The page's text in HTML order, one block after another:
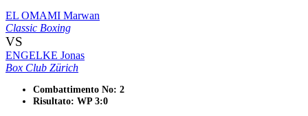
EL OMAMI Marwan
Classic Boxing
VS
ENGELKE Jonas
Box Club Zürich
Combattimento No: 2
Risultato: WP 3:0